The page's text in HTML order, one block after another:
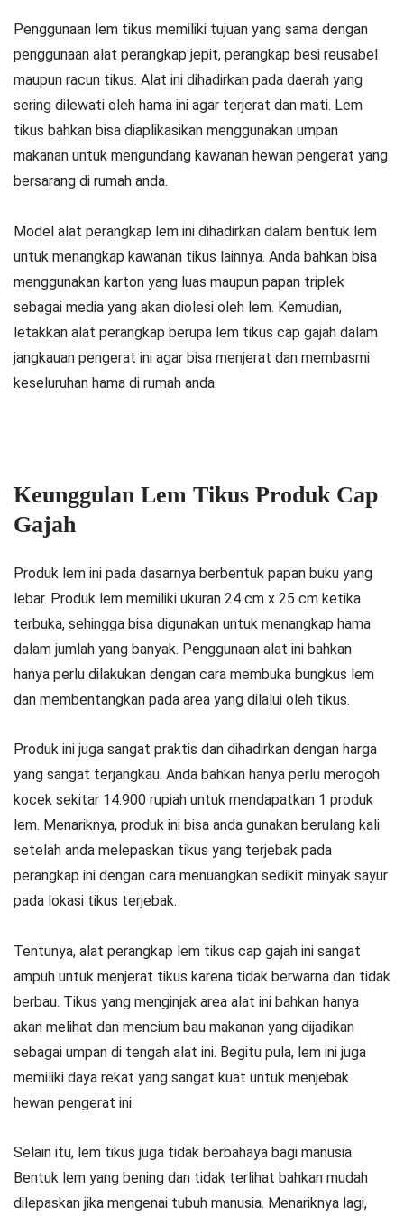
Penggunaan lem tikus memiliki tujuan yang sama dengan
penggunaan alat perangkap jepit, perangkap besi reusabel
maupun racun tikus. Alat ini dihadirkan pada daerah yang
sering dilewati oleh hama ini agar terjerat dan mati. Lem
tikus bahkan bisa diaplikasikan menggunakan umpan
makanan untuk mengundang kawanan hewan pengerat yang
bersarang di rumah anda.
Model alat perangkap lem ini dihadirkan dalam bentuk lem
untuk menangkap kawanan tikus lainnya. Anda bahkan bisa
menggunakan karton yang luas maupun papan triplek
sebagai media yang akan diolesi oleh lem. Kemudian,
letakkan alat perangkap berupa lem tikus cap gajah dalam
jangkauan pengerat ini agar bisa menjerat dan membasmi
keseluruhan hama di rumah anda.
Keunggulan Lem Tikus Produk Cap
Gajah
Produk lem ini pada dasarnya berbentuk papan buku yang
lebar. Produk lem memiliki ukuran 24 cm x 25 cm ketika
terbuka, sehingga bisa digunakan untuk menangkap hama
dalam jumlah yang banyak. Penggunaan alat ini bahkan
hanya perlu dilakukan dengan cara membuka bungkus lem
dan membentangkan pada area yang dilalui oleh tikus.
Produk ini juga sangat praktis dan dihadirkan dengan harga
yang sangat terjangkau. Anda bahkan hanya perlu merogoh
kocek sekitar 14.900 rupiah untuk mendapatkan 1 produk
lem. Menariknya, produk ini bisa anda gunakan berulang kali
setelah anda melepaskan tikus yang terjebak pada
perangkap ini dengan cara menuangkan sedikit minyak sayur
pada lokasi tikus terjebak.
Tentunya, alat perangkap lem tikus cap gajah ini sangat
ampuh untuk menjerat tikus karena tidak berwarna dan tidak
berbau. Tikus yang menginjak area alat ini bahkan hanya
akan melihat dan mencium bau makanan yang dijadikan
sebagai umpan di tengah alat ini. Begitu pula, lem ini juga
memiliki daya rekat yang sangat kuat untuk menjebak
hewan pengerat ini.
Selain itu, lem tikus juga tidak berbahaya bagi manusia.
Bentuk lem yang bening dan tidak terlihat bahkan mudah
dilepaskan jika mengenai tubuh manusia. Menariknya lagi,